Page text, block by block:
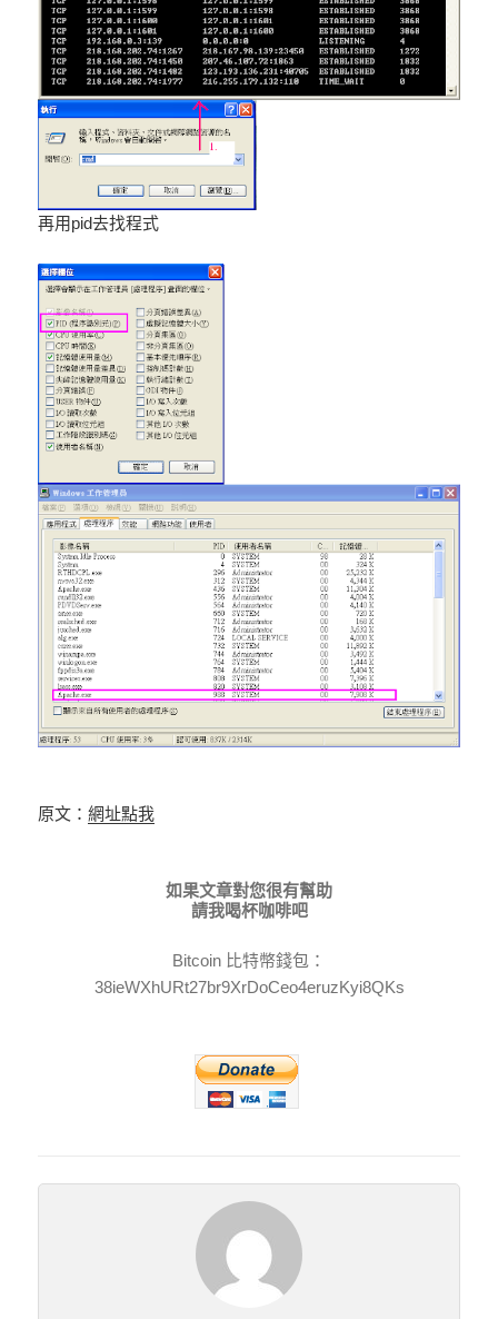
再用pid去找程式
原文：網址點我
如果文章對您很有幫助
請我喝杯咖啡吧
Bitcoin 比特幣錢包：
38ieWXhURt27br9XrDoCeo4eruzKyi8QKs